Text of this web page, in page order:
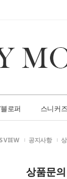
로퍼 스니커
VIEW 공지사항
상품문의